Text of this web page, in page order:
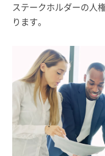
ニュース
採用情報
検索
お客さまサイト
ステークホルダーの人
ります。